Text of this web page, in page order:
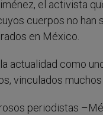
el activista
cuerpos no
en México.
actualidad como
vinculados
periodistas